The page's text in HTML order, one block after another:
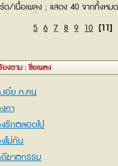
ด/เนื้อเพลง : แสดง 40 จากทั้งหม
5 6 7 8 9 10 [11]
ยงตาม : ชื่อเพลง
เอ๋ย ค.คน
คา
รักตลอดไป
ไม่ทัน
ฆาตกรรม